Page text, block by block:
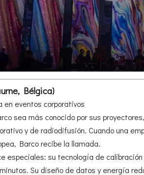
Bélgica)
en eventos corporativos
sea más conocido por sus
y de radiodifusión. Cuando una
Barco recibe la llamada.
especiales: su tecnología de
Su diseño de datos y energía